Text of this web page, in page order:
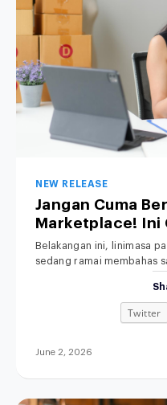
NEW RELEASE
Jangan Cuma
Marketplace! Ini
Operasional
Belakangan ini, linimasa
sedang ramai membahas
retail, kebijakan baru ini
Bagaimana tidak? Di
margin keuntungan yang
platform yang
Twitter
June 2, 2026